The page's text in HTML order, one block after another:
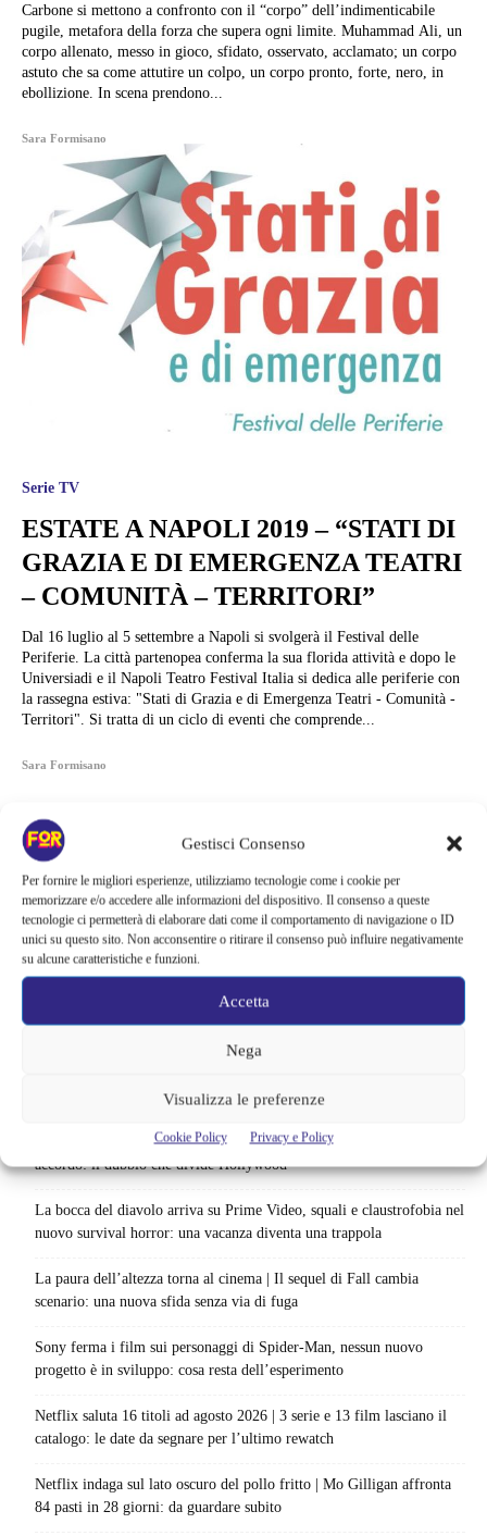
Gestisci Consenso
Per fornire le migliori esperienze, utilizziamo tecnologie come i cookie per
memorizzare e/o accedere alle informazioni del dispositivo. Il consenso a queste
tecnologie ci permetterà di elaborare dati come il comportamento di navigazione o ID
unici su questo sito. Non acconsentire o ritirare il consenso può influire negativamente
su alcune caratteristiche e funzioni.
Accetta
Nega
Visualizza le preferenze
Cookie Policy Privacy e Policy
Carbone si mettono a confronto con il “corpo” dell’indimenticabile
pugile, metafora della forza che supera ogni limite. Muhammad Ali, un
corpo allenato, messo in gioco, sfidato, osservato, acclamato; un corpo
astuto che sa come attutire un colpo, un corpo pronto, forte, nero, in
ebollizione. In scena prendono...
Sara Formisano
Serie TV
ESTATE A NAPOLI 2019 – “STATI DI
GRAZIA E DI EMERGENZA TEATRI
– COMUNITÀ – TERRITORI”
Dal 16 luglio al 5 settembre a Napoli si svolgerà il Festival delle
Periferie. La città partenopea conferma la sua florida attività e dopo le
Universiadi e il Napoli Teatro Festival Italia si dedica alle periferie con
la rassegna estiva: "Stati di Grazia e di Emergenza Teatri - Comunità -
Territori". Si tratta di un ciclo di eventi che comprende...
Sara Formisano
Barbie 2 rischia di saltare | Warner Bros. ha pochi mesi per trovare un
accordo: il dubbio che divide Hollywood
La bocca del diavolo arriva su Prime Video, squali e claustrofobia nel
nuovo survival horror: una vacanza diventa una trappola
La paura dell’altezza torna al cinema | Il sequel di Fall cambia
scenario: una nuova sfida senza via di fuga
Sony ferma i film sui personaggi di Spider-Man, nessun nuovo
progetto è in sviluppo: cosa resta dell’esperimento
Netflix saluta 16 titoli ad agosto 2026 | 3 serie e 13 film lasciano il
catalogo: le date da segnare per l’ultimo rewatch
Netflix indaga sul lato oscuro del pollo fritto | Mo Gilligan affronta
84 pasti in 28 giorni: da guardare subito